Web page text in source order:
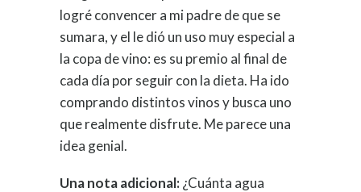
logré convencer a mi padre de que se
sumara, y el le dió un uso muy especial a
la copa de vino: es su premio al final de
cada día por seguir con la dieta. Ha ido
comprando distintos vinos y busca uno
que realmente disfrute. Me parece una
idea genial.
Una nota adicional:¿Cuánta agua